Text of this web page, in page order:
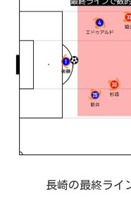
長崎の最終ライ